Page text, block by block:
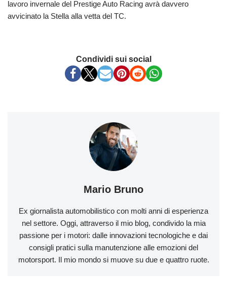
lavoro invernale del Prestige Auto Racing avrà davvero
avvicinato la Stella alla vetta del TC.
Condividi sui social
Mario Bruno
Ex giornalista automobilistico con molti anni di esperienza
nel settore. Oggi, attraverso il mio blog, condivido la mia
passione per i motori: dalle innovazioni tecnologiche e dai
consigli pratici sulla manutenzione alle emozioni del
motorsport. Il mio mondo si muove su due e quattro ruote.